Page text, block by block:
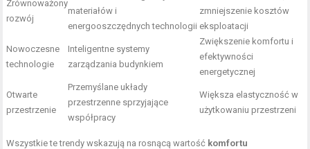
Zrównoważony
rozwój
materiałów i
energooszczędnych technologii
zmniejszenie kosztów
eksploatacji
Nowoczesne
technologie
Inteligentne systemy
zarządzania budynkiem
Zwiększenie komfortu i
efektywności
energetycznej
Otwarte
przestrzenie
Przemyślane układy
przestrzenne sprzyjające
współpracy
Większa elastyczność w
użytkowaniu przestrzeni
Wszystkie te trendy wskazują na rosnącą wartość komfortu